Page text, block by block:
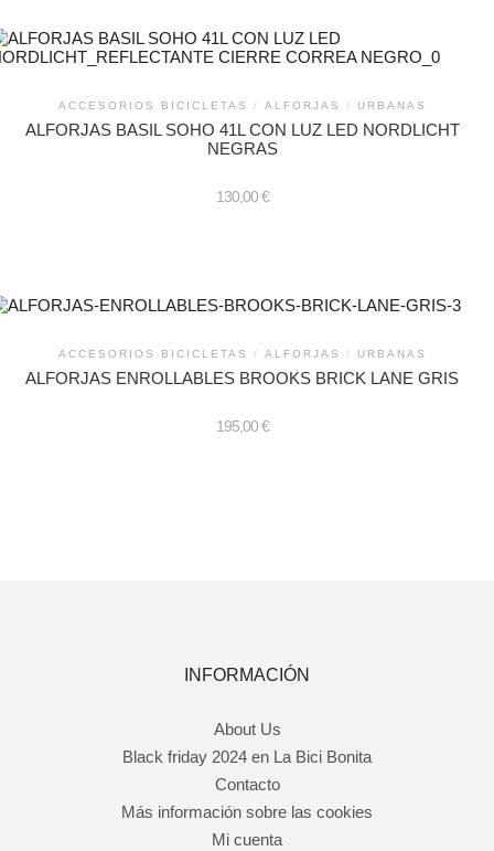
ACCESORIOS BICICLETAS / ALFORJAS / URBANAS
ALFORJAS BASIL SOHO 41L CON LUZ LED NORDLICHT
NEGRAS
130,00€
ACCESORIOS BICICLETAS / ALFORJAS / URBANAS
ALFORJAS ENROLLABLES BROOKS BRICK LANE GRIS
195,00€
INFORMACIÓN
About Us
Black friday 2024 en La Bici Bonita
Contacto
Más información sobre las cookies
Mi cuenta